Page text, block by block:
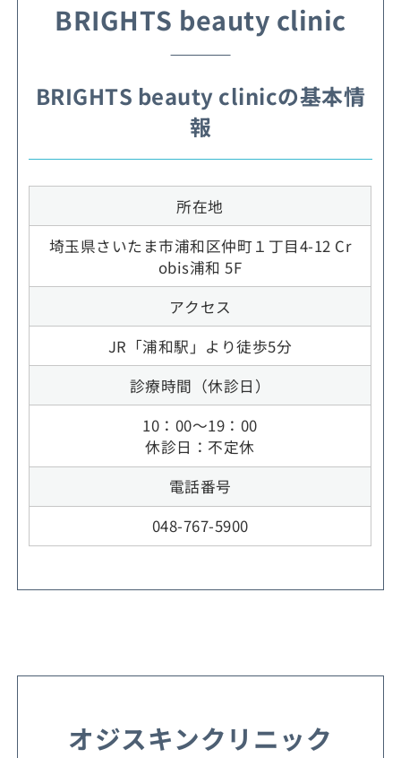
BRIGHTS beauty clinic
BRIGHTS beauty clinicの基本情
報
所在地
埼玉県さいたま市浦和区仲町１丁目4-12 Cr
obis浦和 5F
アクセス
JR「浦和駅」より徒歩5分
診療時間（休診日）
10：00～19：00
休診日：不定休
電話番号
048-767-5900
オジスキンクリニック